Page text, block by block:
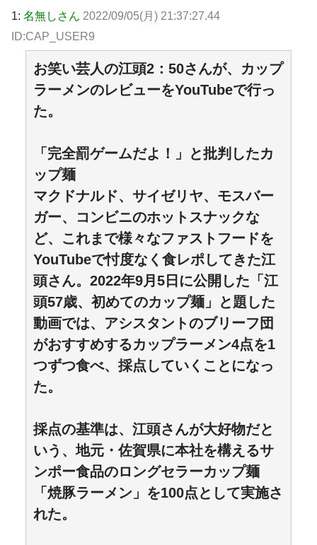
1: 名無しさん 2022/09/05(月) 21:37:27.44
ID:CAP_USER9
お笑い芸人の江頭2：50さんが、カップ
ラーメンのレビューをYouTubeで行っ
た。
「完全罰ゲームだよ！」と批判したカ
ップ麺
マクドナルド、サイゼリヤ、モスバー
ガー、コンビニのホットスナックな
ど、これまで様々なファストフードを
YouTubeで忖度なく食レポしてきた江
頭さん。2022年9月5日に公開した「江
頭57歳、初めてのカップ麺」と題した
動画では、アシスタントのブリーフ団
がおすすめするカップラーメン4点を1
つずつ食べ、採点していくことになっ
た。
採点の基準は、江頭さんが大好物だと
いう、地元・佐賀県に本社を構えるサ
ンポー食品のロングセラーカップ麺
「焼豚ラーメン」を100点として実施さ
れた。